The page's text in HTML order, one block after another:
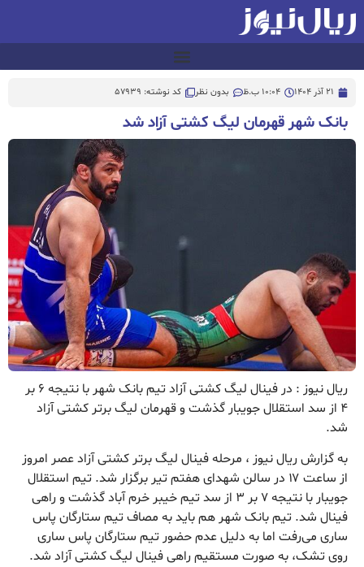
21 آذر 1404 10:04 ب.ظ بدون نظر کد نوشته: 57939
بانک شهر قهرمان لیگ کشتی آزاد شد
ریال نیوز : در فینال لیگ کشتی آزاد تیم بانک شهر با نتیجه ۶ بر
۴ از سد استقلال جویبار گذشت و قهرمان لیگ برتر کشتی آزاد
شد.
به گزارش ریال نیوز ، مرحله فینال لیگ برتر کشتی آزاد عصر امروز
از ساعت ۱۷ در سالن شهدای هفتم تیر برگزار شد. تیم استقلال
جویبار با نتیجه ۷ بر ۳ از سد تیم خیبر خرم آباد گذشت و راهی
فینال شد. تیم بانک شهر هم باید به مصاف تیم ستارگان پاس
ساری می‌رفت اما به دلیل عدم حضور تیم ستارگان پاس ساری
روی تشک، به صورت مستقیم راهی فینال لیگ کشتی آزاد شد.